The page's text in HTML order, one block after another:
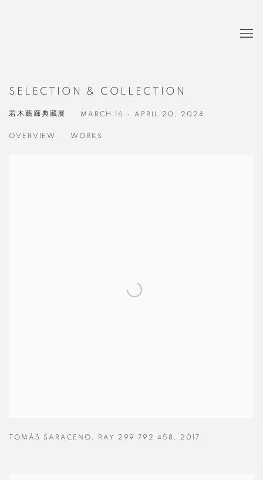
SELECTION & COLLECTION
若木藝廊典藏展 MARCH 16 - APRIL 20, 2024
OVERVIEW WORKS
TOMÁS SARACENO , RAY 299 792 458 , 2017